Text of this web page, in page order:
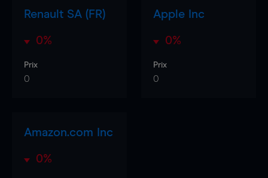
Renault SA (FR)
0%
Prix
0
Apple Inc
0%
Prix
0
Amazon.com Inc
0%